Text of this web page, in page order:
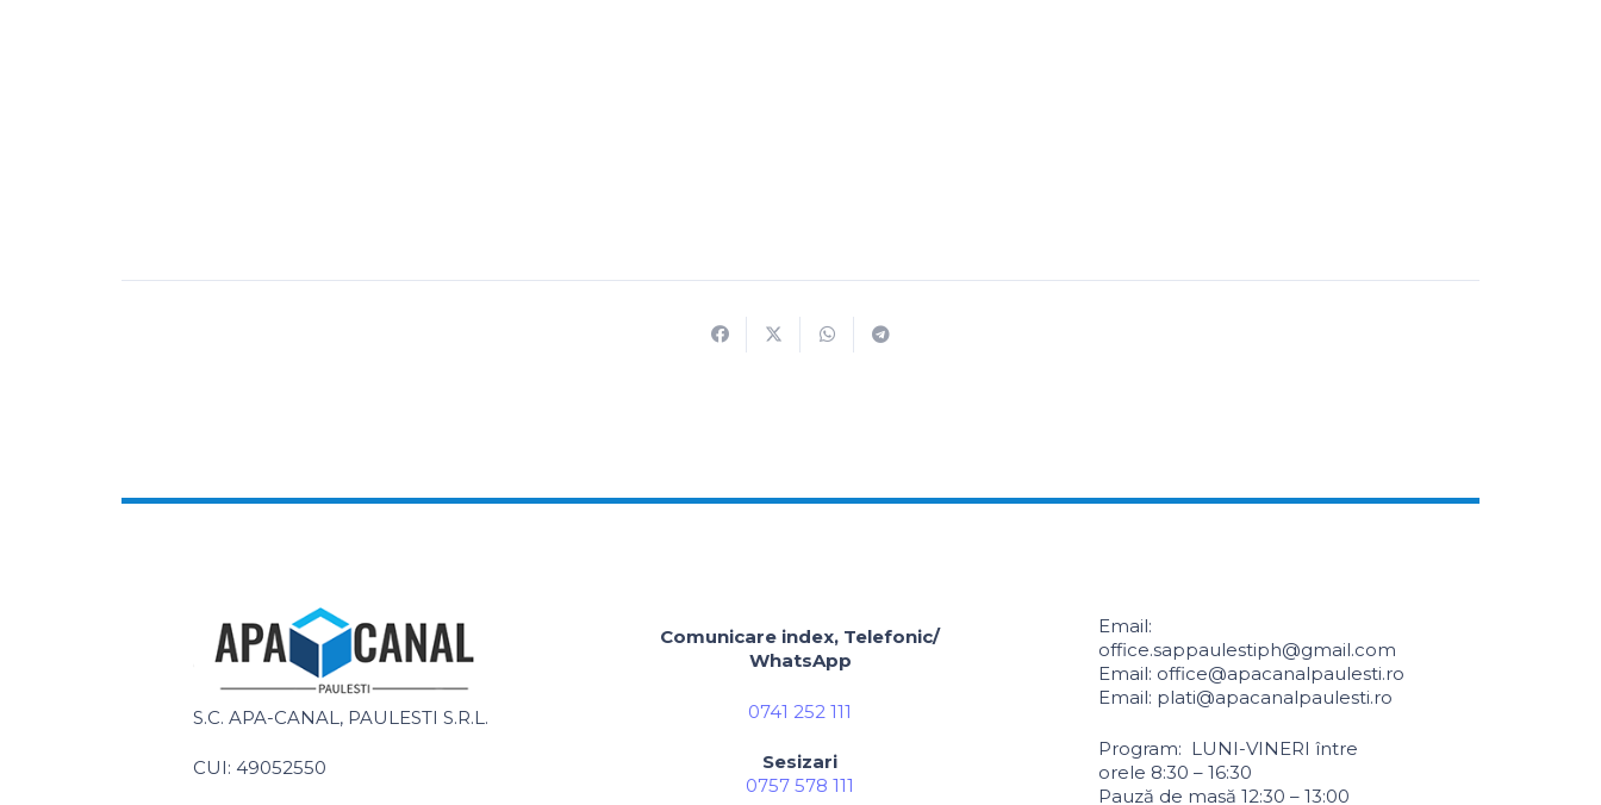
S.C. APA-CANAL, PAULESTI S.R.L.
CUI: 49052550
Comunicare index, Telefonic/
WhatsApp
0741 252 111
Sesizari
0757 578 111
Email:
office.sappaulestiph@gmail.com
Email: office@apacanalpaulesti.ro
Email: plati@apacanalpaulesti.ro
Program: LUNI-VINERI între
orele 8:30 – 16:30
Pauză de masă 12:30 – 13:00